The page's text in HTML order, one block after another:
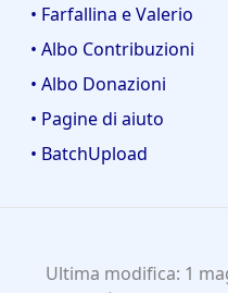
• Farfallina e Valerio
• Albo Contribuzioni
• Albo Donazioni
• Pagine di aiuto
• BatchUpload
Ultima modifica: 1